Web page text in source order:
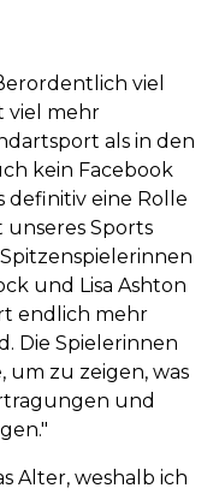
viel
viel mehr
als in den
kein Facebook
definitiv eine Rolle
Sports
und Lisa Ashton
endlich mehr
Die Spielerinnen
zu zeigen, was
und
Alter, weshalb ich